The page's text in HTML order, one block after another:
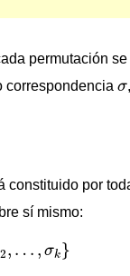
permutación
correspondencia σ
σ
constituido por
sí mismo:
2, … , σk}